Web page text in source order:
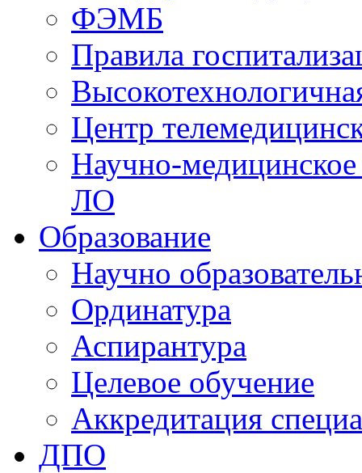
ФЭМБ
Правила
Центр
Научно-
ЛО
Образование
Научно
Ординатура
Аспирантура
Целевое обучение
Аккредитация
ДПО